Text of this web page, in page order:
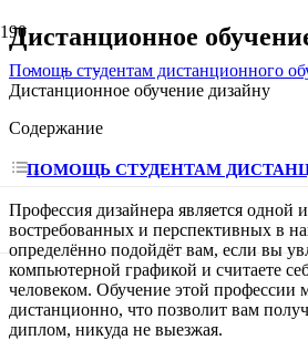
ПОМОЩЬ СТУДЕНТАМ
Дистанционное
Помощь студентам дистанционного
Дистанционное обучение дизайну
Содержание
Профессия дизайнера является одной
востребованных и перспективных в
определённо подойдёт вам, если вы
компьютерной графикой и считаете
человеком. Обучение этой профессии
дистанционно, что позволит вам
диплом, никуда не выезжая.